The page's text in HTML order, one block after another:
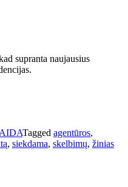
supranta naujausius
Tagged agentūros,
, siekdama, skelbimų, žinias